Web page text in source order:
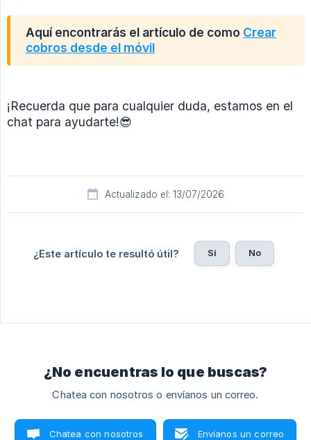
Aquí encontrarás el artículo de como Crear
cobros desde el móvil
¡Recuerda que para cualquier duda, estamos en el
chat para ayudarte!😎
Actualizado el: 13/07/2026
¿Este artículo te resultó útil? Sí No
¿No encuentras lo que buscas?
Chatea con nosotros o envíanos un correo.
Chatea con nosotros Envíanos un correo